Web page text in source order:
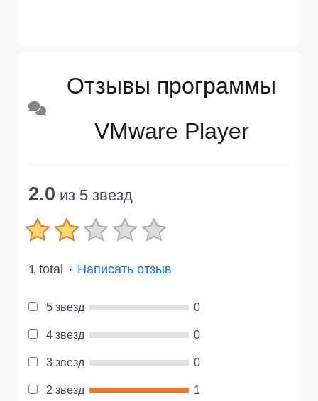
Отзывы программы
VMware Player
2.0 из 5 звезд
1 total ● Написать отзыв
5 звезд 0
4 звезд 0
3 звезд 0
2 звезд 1